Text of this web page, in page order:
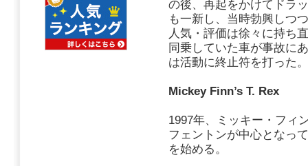
の後、再起をかけてドラ
も一新し、当時勃興しつ
人気・評価は徐々に持ち
同乗していた車が事故に
は活動に終止符を打った。
Mickey Finn’s T. Rex
1997年、ミッキー・フィ
フェントンが中心となっ
を始める。